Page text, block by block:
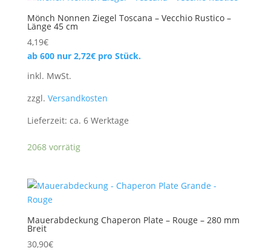
Mönch Nonnen Ziegel Toscana – Vecchio Rustico –
Länge 45 cm
4,19€
ab 600 nur 2,72€pro Stück.
inkl. MwSt.
zzgl. Versandkosten
Lieferzeit: ca. 6 Werktage
2068 vorrätig
Mauerabdeckung Chaperon Plate – Rouge – 280 mm
Breit
30,90€